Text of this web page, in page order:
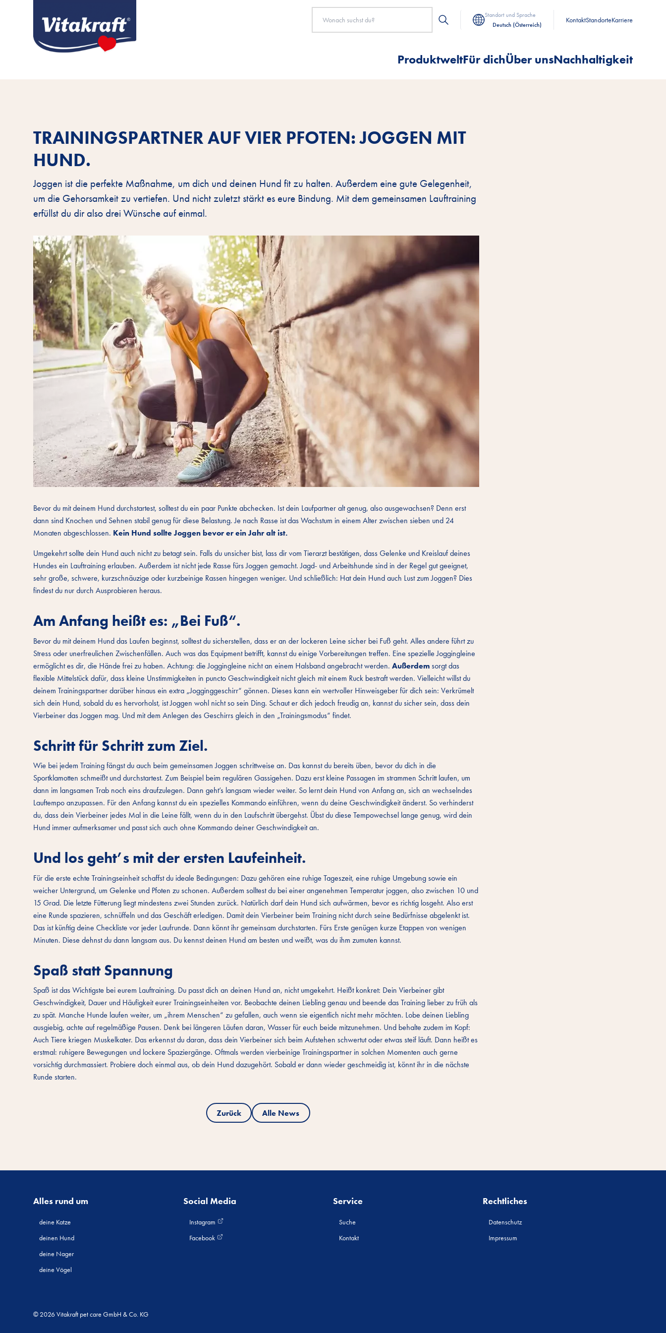
Standort und Sprache
Deutsch (Österreich)
KontaktStandorteKarriere
ProduktweltFür dichÜber unsNachhaltigkeit
TRAININGSPARTNER AUF VIER PFOTEN: JOGGEN MIT
HUND.
Joggen ist die perfekte Maßnahme, um dich und deinen Hund fit zu halten. Außerdem eine gute Gelegenheit,
um die Gehorsamkeit zu vertiefen. Und nicht zuletzt stärkt es eure Bindung. Mit dem gemeinsamen Lauftraining
erfüllst du dir also drei Wünsche auf einmal.
Bevor du mit deinem Hund durchstartest, solltest du ein paar Punkte abchecken. Ist dein Laufpartner alt genug, also ausgewachsen? Denn erst
dann sind Knochen und Sehnen stabil genug für diese Belastung. Je nach Rasse ist das Wachstum in einem Alter zwischen sieben und 24
Monaten abgeschlossen. Kein Hund sollte Joggen bevor er ein Jahr alt ist.
Umgekehrt sollte dein Hund auch nicht zu betagt sein. Falls du unsicher bist, lass dir vom Tierarzt bestätigen, dass Gelenke und Kreislauf deines
Hundes ein Lauftraining erlauben. Außerdem ist nicht jede Rasse fürs Joggen gemacht. Jagd- und Arbeitshunde sind in der Regel gut geeignet,
sehr große, schwere, kurzschnäuzige oder kurzbeinige Rassen hingegen weniger. Und schließlich: Hat dein Hund auch Lust zum Joggen? Dies
findest du nur durch Ausprobieren heraus.
Am Anfang heißt es: „Bei Fuß“.
Bevor du mit deinem Hund das Laufen beginnst, solltest du sicherstellen, dass er an der lockeren Leine sicher bei Fuß geht. Alles andere führt zu
Stress oder unerfreulichen Zwischenfällen. Auch was das Equipment betrifft, kannst du einige Vorbereitungen treffen. Eine spezielle Joggingleine
ermöglicht es dir, die Hände frei zu haben. Achtung: die Joggingleine nicht an einem Halsband angebracht werden. Außerdemsorgt das
flexible Mittelstück dafür, dass kleine Unstimmigkeiten in puncto Geschwindigkeit nicht gleich mit einem Ruck bestraft werden. Vielleicht willst du
deinem Trainingspartner darüber hinaus ein extra „Jogginggeschirr“ gönnen. Dieses kann ein wertvoller Hinweisgeber für dich sein: Verkrümelt
sich dein Hund, sobald du es hervorholst, ist Joggen wohl nicht so sein Ding. Schaut er dich jedoch freudig an, kannst du sicher sein, dass dein
Vierbeiner das Joggen mag. Und mit dem Anlegen des Geschirrs gleich in den „Trainingsmodus“ findet.
Schritt für Schritt zum Ziel.
Wie bei jedem Training fängst du auch beim gemeinsamen Joggen schrittweise an. Das kannst du bereits üben, bevor du dich in die
Sportklamotten schmeißt und durchstartest. Zum Beispiel beim regulären Gassigehen. Dazu erst kleine Passagen im strammen Schritt laufen, um
dann im langsamen Trab noch eins draufzulegen. Dann geht’s langsam wieder weiter. So lernt dein Hund von Anfang an, sich an wechselndes
Lauftempo anzupassen. Für den Anfang kannst du ein spezielles Kommando einführen, wenn du deine Geschwindigkeit änderst. So verhinderst
du, dass dein Vierbeiner jedes Mal in die Leine fällt, wenn du in den Laufschritt übergehst. Übst du diese Tempowechsel lange genug, wird dein
Hund immer aufmerksamer und passt sich auch ohne Kommando deiner Geschwindigkeit an.
Und los geht’s mit der ersten Laufeinheit.
Für die erste echte Trainingseinheit schaffst du ideale Bedingungen: Dazu gehören eine ruhige Tageszeit, eine ruhige Umgebung sowie ein
weicher Untergrund, um Gelenke und Pfoten zu schonen. Außerdem solltest du bei einer angenehmen Temperatur joggen, also zwischen 10 und
15 Grad. Die letzte Fütterung liegt mindestens zwei Stunden zurück. Natürlich darf dein Hund sich aufwärmen, bevor es richtig losgeht. Also erst
eine Runde spazieren, schnüffeln und das Geschäft erledigen. Damit dein Vierbeiner beim Training nicht durch seine Bedürfnisse abgelenkt ist.
Das ist künftig deine Checkliste vor jeder Laufrunde. Dann könnt ihr gemeinsam durchstarten. Fürs Erste genügen kurze Etappen von wenigen
Minuten. Diese dehnst du dann langsam aus. Du kennst deinen Hund am besten und weißt, was du ihm zumuten kannst.
Spaß statt Spannung
Spaß ist das Wichtigste bei eurem Lauftraining. Du passt dich an deinen Hund an, nicht umgekehrt. Heißt konkret: Dein Vierbeiner gibt
Geschwindigkeit, Dauer und Häufigkeit eurer Trainingseinheiten vor. Beobachte deinen Liebling genau und beende das Training lieber zu früh als
zu spät. Manche Hunde laufen weiter, um „ihrem Menschen“ zu gefallen, auch wenn sie eigentlich nicht mehr möchten. Lobe deinen Liebling
ausgiebig, achte auf regelmäßige Pausen. Denk bei längeren Läufen daran, Wasser für euch beide mitzunehmen. Und behalte zudem im Kopf:
Auch Tiere kriegen Muskelkater. Das erkennst du daran, dass dein Vierbeiner sich beim Aufstehen schwertut oder etwas steif läuft. Dann heißt es
erstmal: ruhigere Bewegungen und lockere Spaziergänge. Oftmals werden vierbeinige Trainingspartner in solchen Momenten auch gerne
vorsichtig durchmassiert. Probiere doch einmal aus, ob dein Hund dazugehört. Sobald er dann wieder geschmeidig ist, könnt ihr in die nächste
Runde starten.
Zurück Alle News
Alles rund um
deine Katze
deinen Hund
deine Nager
deine Vögel
Social Media
Instagram
Facebook
Service
Suche
Kontakt
Rechtliches
Datenschutz
Impressum
© 2026 Vitakraft pet care GmbH & Co. KG